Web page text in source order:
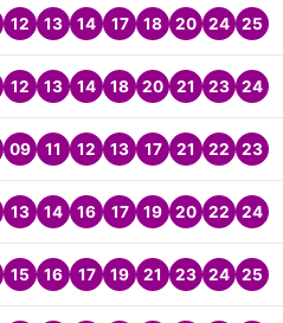
12 13 14 17 18 20 24 25
12 13 14 18 20 21 23 24
09 11 12 13 17 21 22 23
13 14 16 17 19 20 22 24
15 16 17 19 21 23 24 25